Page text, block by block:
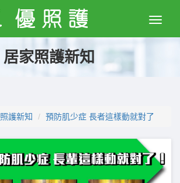
Toggle
居家照護新知
照護新知 預防肌少症 長者這樣動就對了